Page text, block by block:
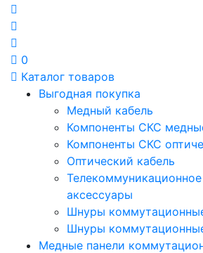
0
Каталог товаров
Выгодная покупка
Медный кабель
Компоненты СКС
Компоненты СКС
Оптический кабель
аксессуары
Шнуры
Шнуры
Медные панели